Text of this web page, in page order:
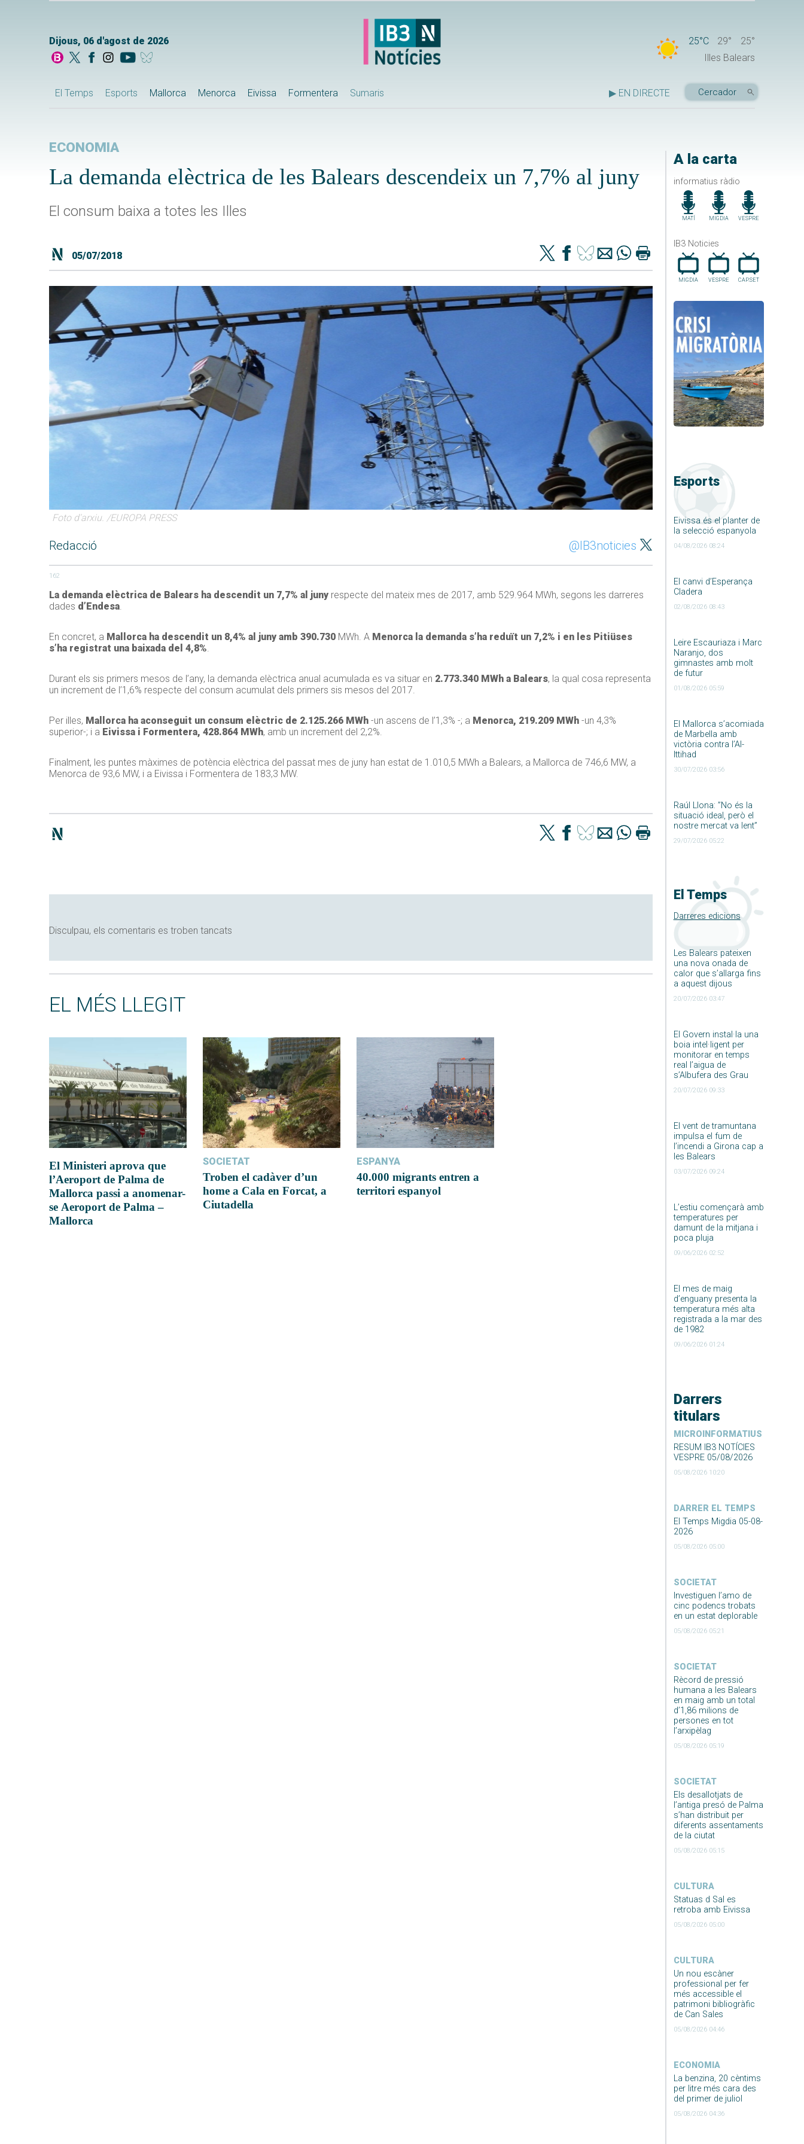
Dijous, 06 d'agost de 2026 25°C 29°
25°
Illes Balears
El Temps Esports Mallorca Menorca Eivissa Formentera Sumaris ▶ EN DIRECTE
A la carta
informatius ràdio
MATÍ MIGDIA VESPRE
IB3 Noticies
MIGDIA VESPRE CAP.SET
Esports
Eivissa és el planter de
la selecció espanyola
04/08/2026 08:24
El canvi d’Esperança
Cladera
02/08/2026 08:43
Leire Escauriaza i Marc
Naranjo, dos
gimnastes amb molt
de futur
01/08/2026 05:59
El Mallorca s’acomiada
de Marbella amb
victòria contra l’Al-
Ittihad
30/07/2026 03:56
Raúl Llona: ”No és la
situació ideal, però el
nostre mercat va lent”
29/07/2026 05:22
El Temps
Darreres edicions
Les Balears pateixen
una nova onada de
calor que s’allarga fins
a aquest dijous
20/07/2026 03:47
El Govern instal·la una
boia intel·ligent per
monitorar en temps
real l’aigua de
s’Albufera des Grau
20/07/2026 09:33
El vent de tramuntana
impulsa el fum de
l’incendi a Girona cap a
les Balears
03/07/2026 09:24
L’estiu començarà amb
temperatures per
damunt de la mitjana i
poca pluja
09/06/2026 02:52
El mes de maig
d’enguany presenta la
temperatura més alta
registrada a la mar des
de 1982
09/06/2026 01:24
Darrers
titulars
MICROINFORMATIUS
RESUM IB3 NOTÍCIES
VESPRE 05/08/2026
05/08/2026 10:20
DARRER EL TEMPS
El Temps Migdia 05-08-
2026
05/08/2026 05:00
SOCIETAT
Investiguen l’amo de
cinc podencs trobats
en un estat deplorable
05/08/2026 05:21
SOCIETAT
Rècord de pressió
humana a les Balears
en maig amb un total
d’1,86 milions de
persones en tot
l’arxipèlag
05/08/2026 05:19
SOCIETAT
Els desallotjats de
l’antiga presó de Palma
s’han distribuit per
diferents assentaments
de la ciutat
05/08/2026 05:15
CULTURA
Statuas d Sal es
retroba amb Eivissa
05/08/2026 05:00
CULTURA
Un nou escàner
professional per fer
més accessible el
patrimoni bibliogràfic
de Can Sales
05/08/2026 04:46
ECONOMIA
La benzina, 20 cèntims
per litre més cara des
del primer de juliol
05/08/2026 04:36
ECONOMIA
La demanda elèctrica de les Balears descendeix un 7,7% al juny
El consum baixa a totes les Illes
05/07/2018
Foto d'arxiu. /EUROPA PRESS
Redacció @IB3noticies
162
La demanda elèctrica de Balears ha descendit un 7,7% al juny respecte del mateix mes de 2017, amb 529.964 MWh, segons les darreres
dades d’Endesa.
En concret, a Mallorca ha descendit un 8,4% al juny amb 390.730 MWh. A Menorca la demanda s’ha reduït un 7,2% i en les Pitiüses
s’ha registrat una baixada del 4,8%.
Durant els sis primers mesos de l’any, la demanda elèctrica anual acumulada es va situar en 2.773.340 MWh a Balears, la qual cosa representa
un increment de l’1,6% respecte del consum acumulat dels primers sis mesos del 2017.
Per illes, Mallorca ha aconseguit un consum elèctric de 2.125.266 MWh -un ascens de l’1,3% -; a Menorca, 219.209 MWh -un 4,3%
superior-; i a Eivissa i Formentera, 428.864 MWh, amb un increment del 2,2%.
Finalment, les puntes màximes de potència elèctrica del passat mes de juny han estat de 1.010,5 MWh a Balears, a Mallorca de 746,6 MW, a
Menorca de 93,6 MW, i a Eivissa i Formentera de 183,3 MW.
Disculpau, els comentaris es troben tancats
EL MÉS LLEGIT
El Ministeri aprova que
l’Aeroport de Palma de
Mallorca passi a anomenar-
se Aeroport de Palma –
Mallorca
SOCIETAT
Troben el cadàver d’un
home a Cala en Forcat, a
Ciutadella
ESPANYA
40.000 migrants entren a
territori espanyol